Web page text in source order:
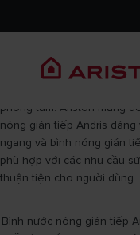
Máy
Máy nước nóng Ariston
phòng tắm. Ariston mang
nóng gián tiếp Andris
ngang và bình nóng gián
phù hợp với các nhu cầu
thuận tiện cho người dùng.
Bình nước nóng gián tiếp